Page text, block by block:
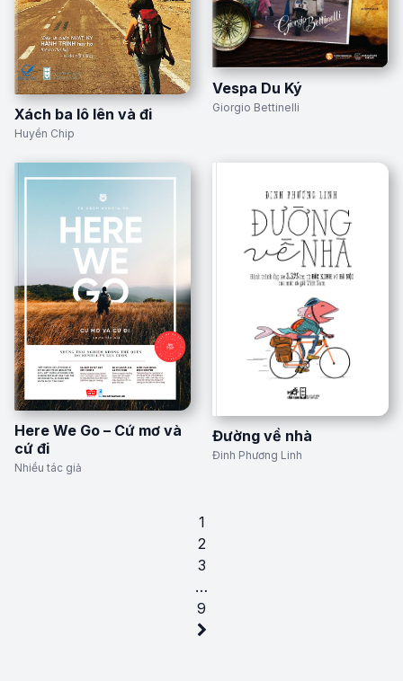
Xách ba lô lên và đi
Huyền Chip
Vespa Du Ký
Giorgio Bettinelli
Here We Go – Cứ mơ và
cứ đi
Nhiều tác giả
Đường về nhà
Đinh Phương Linh
1
2
3
…
9